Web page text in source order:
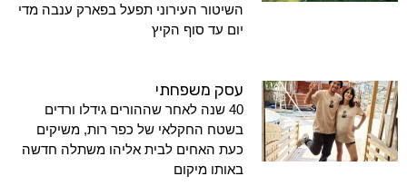
השיטור העירוני תפעל בפארק ענבה מדי
יום עד סוף הקיץ
עסק משפחתי
40 שנה לאחר שההורים גידלו ורדים
בשטח החקלאי של כפר רות, משיקים
כעת האחים לבית אליהו משתלה חדשה
באותו מיקום